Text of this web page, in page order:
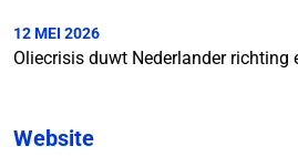
12 MEI 2026
Oliecrisis duwt Nederlander richting
Website